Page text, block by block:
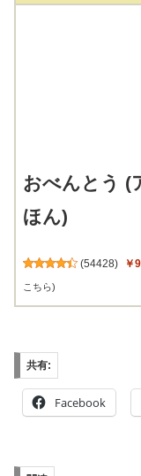
おべんとう (
ほん)
(54428) ￥
こちら)
共有:
Facebook